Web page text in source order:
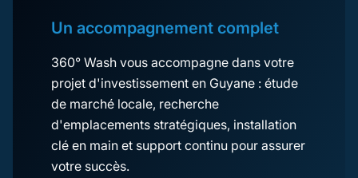
Un accompagnement complet
360° Wash vous accompagne dans votre
projet d'investissement en Guyane : étude
de marché locale, recherche
d'emplacements stratégiques, installation
clé en main et support continu pour assurer
votre succès.